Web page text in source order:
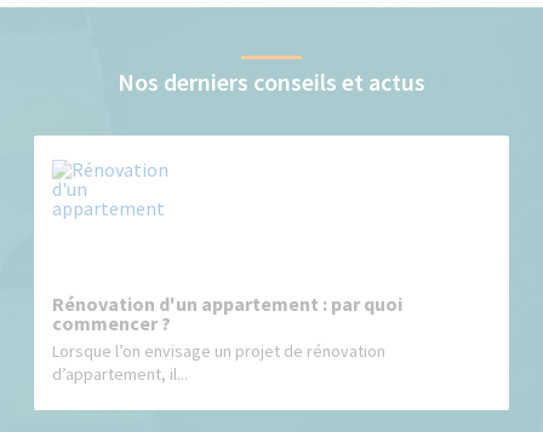
Nos derniers conseils et actus
Rénovation d'un appartement : par quoi
commencer ?
Lorsque l’on envisage un projet de rénovation
d’appartement, il...